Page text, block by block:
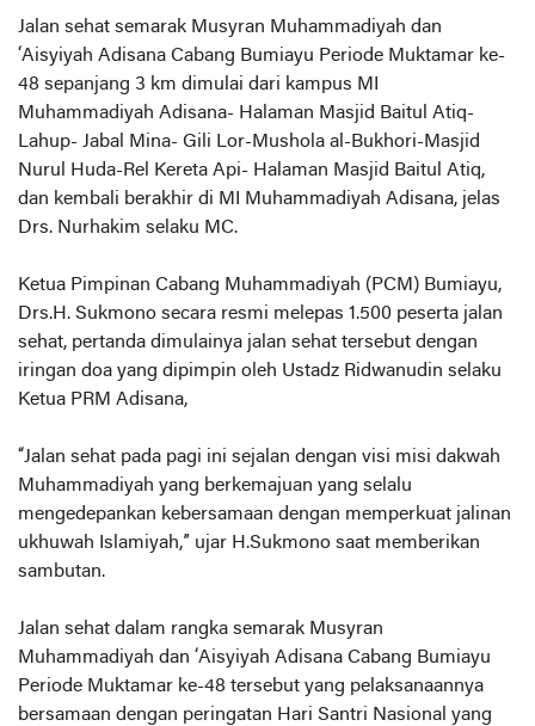
Jalan sehat semarak Musyran Muhammadiyah dan
‘Aisyiyah Adisana Cabang Bumiayu Periode Muktamar ke-
48 sepanjang 3 km dimulai dari kampus MI
Muhammadiyah Adisana- Halaman Masjid Baitul Atiq-
Lahup- Jabal Mina- Gili Lor-Mushola al-Bukhori-Masjid
Nurul Huda-Rel Kereta Api- Halaman Masjid Baitul Atiq,
dan kembali berakhir di MI Muhammadiyah Adisana, jelas
Drs. Nurhakim selaku MC.
Ketua Pimpinan Cabang Muhammadiyah (PCM) Bumiayu,
Drs.H. Sukmono secara resmi melepas 1.500 peserta jalan
sehat, pertanda dimulainya jalan sehat tersebut dengan
iringan doa yang dipimpin oleh Ustadz Ridwanudin selaku
Ketua PRM Adisana,
“Jalan sehat pada pagi ini sejalan dengan visi misi dakwah
Muhammadiyah yang berkemajuan yang selalu
mengedepankan kebersamaan dengan memperkuat jalinan
ukhuwah Islamiyah,” ujar H.Sukmono saat memberikan
sambutan.
Jalan sehat dalam rangka semarak Musyran
Muhammadiyah dan ‘Aisyiyah Adisana Cabang Bumiayu
Periode Muktamar ke-48 tersebut yang pelaksanaannya
bersamaan dengan peringatan Hari Santri Nasional yang